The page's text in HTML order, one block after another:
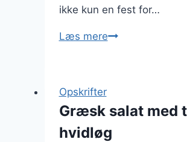
ikke kun en fest for…
Læs mereGræsk
oliven
Opskrifter
Græsk salat med
hvidløg